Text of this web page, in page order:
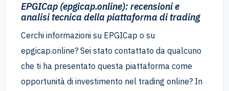
EPGICap (epgicap.online): recensioni e
analisi tecnica della piattaforma di trading
Cerchi informazioni su EPGICap o su
epgicap.online? Sei stato contattato da qualcuno
che ti ha presentato questa piattaforma come
opportunità di investimento nel trading online? In